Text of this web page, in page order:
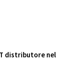
distributore nel